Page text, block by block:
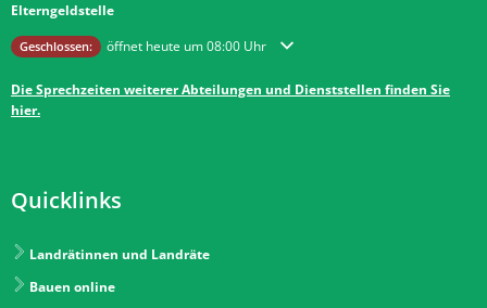
Elterngeldstelle
Klicken, um weitere Öffnungs- oder Schließzeiten auszublenden
Geschlossen: öffnet heute um 08:00 Uhr
Die Sprechzeiten weiterer Abteilungen und Dienststellen finden Sie
hier.
Quicklinks
Landrätinnen und Landräte
Bauen online